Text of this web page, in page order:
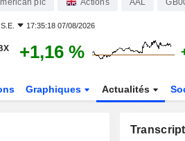
plc Actions AAL
17:35:18 07/08/2026
+1,16 %
Graphiques Actualités